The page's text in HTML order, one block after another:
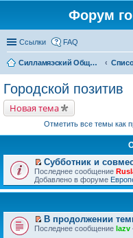
Форум
Ссылки FAQ
Силламяэский Общественный Новостной портал
Городской позитив
Новая тема
Отметить все темы как
П
е
р
е
т
и
к
Субботник и
Последнее сообщение
Добавлено в форуме
П
В продолжении
Последнее сообщение lazv